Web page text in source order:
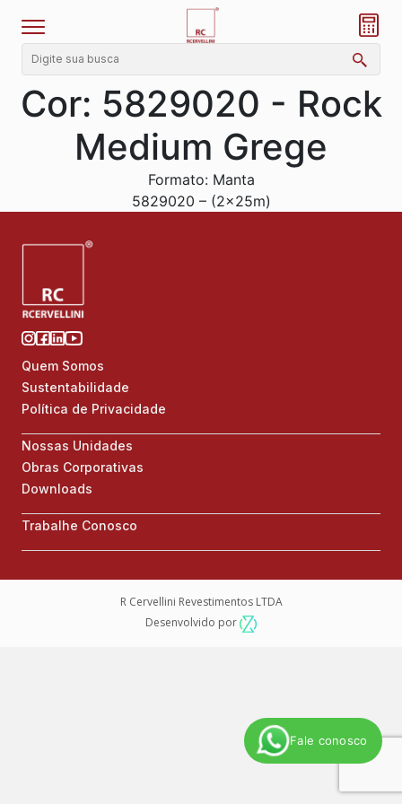
Fale conosco
Cor: 5829020 - Rock
Medium Grege
Formato: Manta
5829020 – (2x25m)
Quem Somos
Sustentabilidade
Política de Privacidade
Nossas Unidades
Obras Corporativas
Downloads
Trabalhe Conosco
R Cervellini Revestimentos LTDA
Desenvolvido por